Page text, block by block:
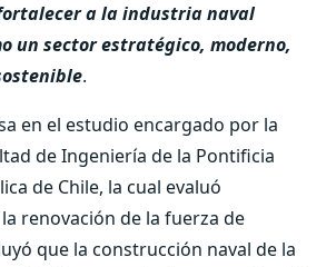
a la industria naval
un sector estratégico, moderno,
.
en el estudio encargado por la
de Ingeniería de la Pontificia
de Chile, la cual evaluó
renovación de la fuerza de
que la construcción naval de la